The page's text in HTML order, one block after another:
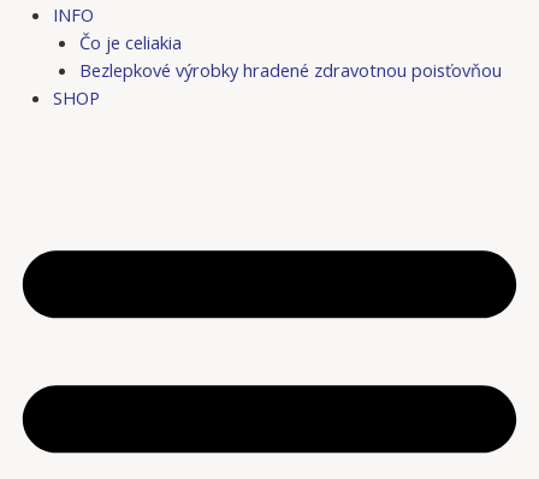
INFO
Čo je celiakia
Bezlepkové výrobky hradené zdravotnou poisťovňou
SHOP